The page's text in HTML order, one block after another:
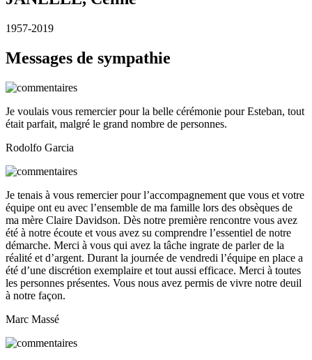
1957-2019
Messages de sympathie
Je voulais vous remercier pour la belle cérémonie pour Esteban, tout
était parfait, malgré le grand nombre de personnes.
Rodolfo Garcia
Je tenais à vous remercier pour l’accompagnement que vous et votre
équipe ont eu avec l’ensemble de ma famille lors des obsèques de
ma mère Claire Davidson. Dès notre première rencontre vous avez
été à notre écoute et vous avez su comprendre l’essentiel de notre
démarche. Merci à vous qui avez la tâche ingrate de parler de la
réalité et d’argent. Durant la journée de vendredi l’équipe en place a
été d’une discrétion exemplaire et tout aussi efficace. Merci à toutes
les personnes présentes. Vous nous avez permis de vivre notre deuil
à notre façon.
Marc Massé